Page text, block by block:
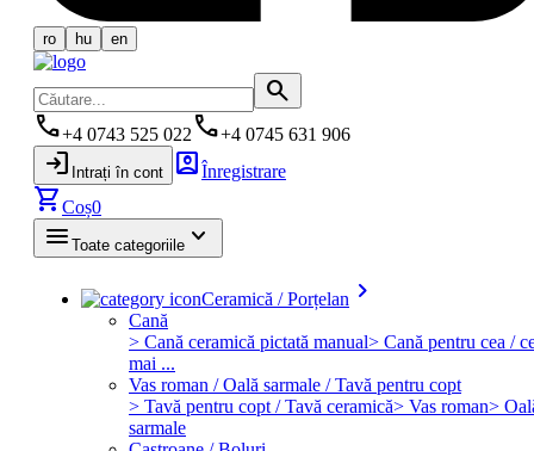
ro hu en
search
phone+4 0743 525 022 phone+4 0745 631 906
login Intrați în cont account_boxÎnregistrare
shopping_cartCoș0
menu Toate categoriile keyboard_arrow_down
Ceramică / Porțelan keyboard_arrow_right
Cană
> Cană ceramică pictată manual> Cană pentru cea /
mai ...
Vas roman / Oală sarmale / Tavă pentru copt
> Tavă pentru copt / Tavă ceramică> Vas roman>
sarmale